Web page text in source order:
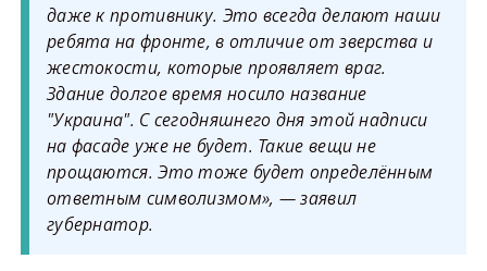
даже к противнику. Это всегда делают наши
ребята на фронте, в отличие от зверства и
жестокости, которые проявляет враг.
Здание долгое время носило название
"Украина". С сегодняшнего дня этой надписи
на фасаде уже не будет. Такие вещи не
прощаются. Это тоже будет определённым
ответным символизмом», — заявил
губернатор.